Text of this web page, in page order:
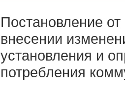
Постановление
внесении
установления и
потребления